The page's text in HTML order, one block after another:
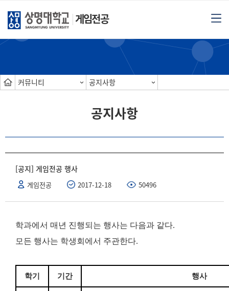
게임전공
커뮤니티 공지사항
공지사항
[공지] 게임전공 행사
게임전공 2017-12-18 50496
학과에서 매년 진행되는 행사는 다음과 같다.
모든 행사는 학생회에서 주관한다.
학기 기간 행사